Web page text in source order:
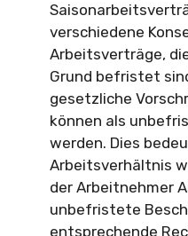
verschiedene
Arbeitsverträge,
Grund befristet
gesetzliche
können als
werden. Dies
Arbeitsverhältnis
der Arbeitnehmer
unbefristete
entsprechende